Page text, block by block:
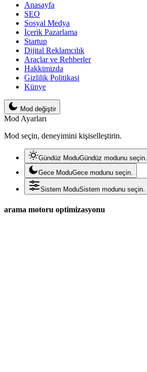
Anasayfa
SEO
Sosyal Medya
İçerik Pazarlama
Startup
Dijital Reklamcılık
Araçlar ve Rehberler
Hakkimizda
Gizlilik Politikasi
Künye
Mod değiştir
Mod Ayarları
Mod seçin, deneyimini kişiselleştirin.
Gündüz ModuGündüz modunu seçin.
Gece ModuGece modunu seçin.
Sistem ModuSistem modunu seçin.
arama motoru optimizasyonu